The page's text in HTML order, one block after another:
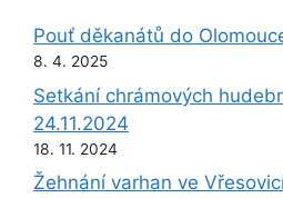
Pouť děkanátů do
8. 4. 2025
Setkání chrámových
24.11.2024
18. 11. 2024
Žehnání varhan ve